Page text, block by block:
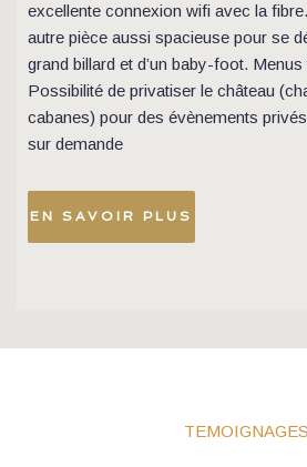
excellente connexion wifi avec la
autre pièce aussi spacieuse pour se
grand billard et d’un baby-foot.
Possibilité de privatiser le château
cabanes) pour des évènements
sur demande
EN SAVOIR PLUS
TEMOIGNAGES